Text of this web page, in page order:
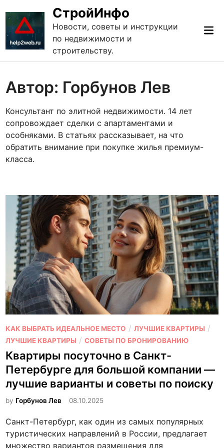
содержимому
СтройИнфо
Новости, советы и инструкции
по недвижимости и
строительству.
Автор: Горбунов Лев
Консультант по элитной недвижимости. 14 лет
сопровождает сделки с апартаментами и
особняками. В статьях рассказывает, на что
обратить внимание при покупке жилья премиум-
класса.
О
п
у
б
л
и
к
в
а
КАК ВЫБРАТЬ ИДЕАЛЬНОЕ МЕСТО /ЛУЧШИЕ КВАРТИРЫ /
ЛУЧШИЕ КВАРТИРЫ /СОВЕТЫ ПО БРОНИРОВАНИЮ
Квартиры посуточно в Санкт-
Петербурге для большой компании —
лучшие варианты и советы по поиску
by Горбунов Лев 08.10.2025
Санкт-Петербург, как один из самых популярных
туристических направлений в России, предлагает
множество вариантов размещения для